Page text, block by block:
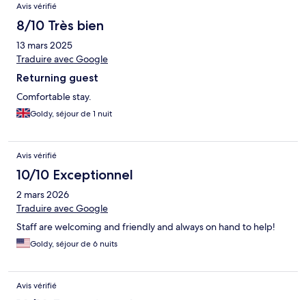
Avis vérifié
8/10 Très bien
13 mars 2025
Traduire avec Google
Returning guest
Comfortable stay.
Goldy, séjour de 1 nuit
Avis vérifié
10/10 Exceptionnel
2 mars 2026
Traduire avec Google
Staff are welcoming and friendly and always on hand to help!
Goldy, séjour de 6 nuits
Avis vérifié